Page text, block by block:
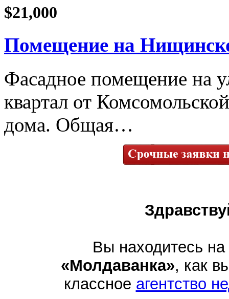
$21,000
Помещение на
Фасадное помещение на
квартал от
дома. Общая…
Вы находитесь
«Молдаванка», как
классное агентство